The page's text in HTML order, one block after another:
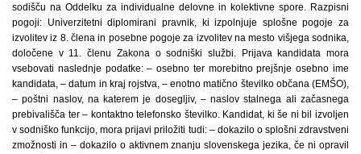
sodišču na Oddelku za individualne delovne in kolektivne spore. Razpisni
pogoji: Univerzitetni diplomirani pravnik, ki izpolnjuje splošne pogoje za
izvolitev iz 8. člena in posebne pogoje za izvolitev na mesto višjega sodnika,
določene v 11. členu Zakona o sodniški službi. Prijava kandidata mora
vsebovati naslednje podatke: – osebno ter morebitno prejšnje osebno ime
kandidata, – datum in kraj rojstva, – enotno matično številko občana (EMŠO),
– poštni naslov, na katerem je dosegljiv, – naslov stalnega ali začasnega
prebivališča ter – kontaktno telefonsko številko. Kandidat, ki še ni bil izvoljen
v sodniško funkcijo, mora prijavi priložiti tudi: – dokazilo o splošni zdravstveni
zmožnosti in – dokazilo o aktivnem znanju slovenskega jezika, če ni opravil